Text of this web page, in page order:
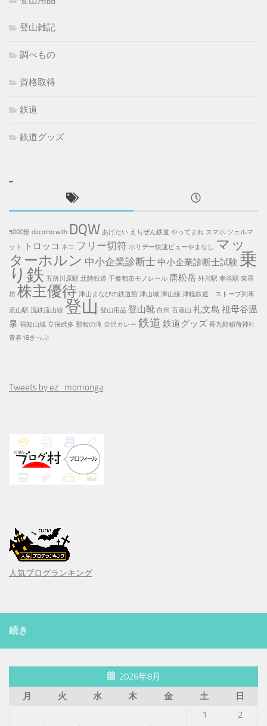
登山雑記
調べもの
資格取得
鉄道
鉄道グッズ
5000形 docomo with DQW あげたい えちぜん鉄道 やってまれ スマホ ツェルマ
ット
トロッコ ネコ フリー切符 ホリデー快速ビューやまなし マッ
ターホルン 中小企業診断士 中小企業診断士試験 乗
り鉄 五所川原駅 北陸鉄道 千葉都市モノレール 唐松岳 外川駅 幸谷駅 東尋
坊 株主優待 津山まなびの鉄道館 津山城 津山線 津軽鉄道 ストーブ列車
流山駅 流鉄流山線 登山 登山用品 登山靴 白州 百蔵山 礼文島 祖母谷温
泉 福知山城 立佞武多 那智の滝 金沢カレー 鉄道 鉄道グッズ 長九郎稲荷神社
青春18きっぷ
Tweets by ez_momonga
人気ブログランキング
続き
2026年8月
月
火 水 木 金 土
日
1
2